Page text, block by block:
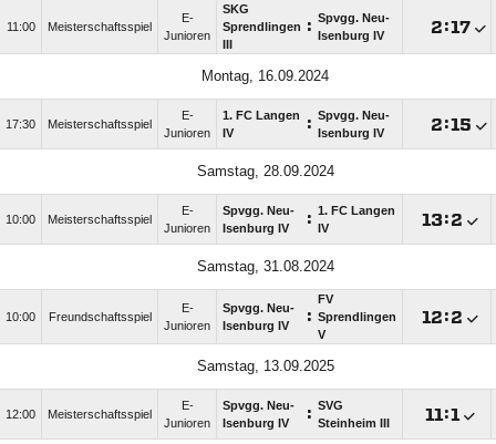
11:00 Meisterschaftsspiel
E-
Junioren
SKG
Sprendlingen : Spvgg. Neu-
Isenburg IV
:
Montag, 16.09.2024
17:30 Meisterschaftsspiel
E-
Junioren
1. FC Langen
IV
: Spvgg. Neu-
Isenburg IV
:
Samstag, 28.09.2024
10:00 Meisterschaftsspiel
E-
Junioren
Spvgg. Neu-
Isenburg IV
: 1. FC Langen
IV
:
Samstag, 31.08.2024
10:00 Freundschaftsspiel
E-
Junioren
Spvgg. Neu-
Isenburg IV
:
FV
Sprendlingen
V
:
Samstag, 13.09.2025
12:00 Meisterschaftsspiel
E-
Junioren
Spvgg. Neu-
Isenburg IV
: SVG
Steinheim III
: